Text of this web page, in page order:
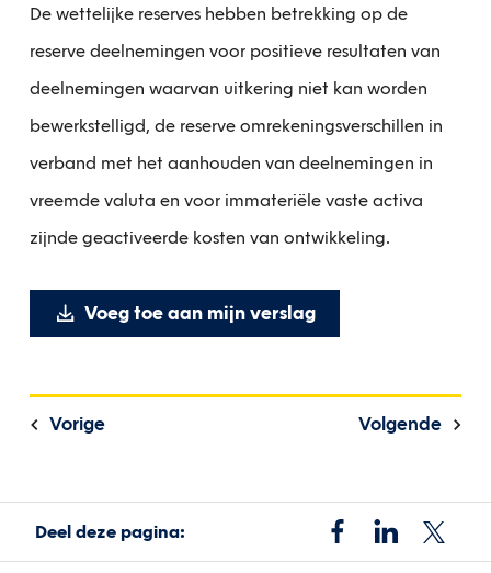
De wettelijke reserves hebben betrekking op de
reserve deelnemingen voor positieve resultaten van
deelnemingen waarvan uitkering niet kan worden
bewerkstelligd, de reserve omrekeningsverschillen in
verband met het aanhouden van deelnemingen in
vreemde valuta en voor immateriële vaste activa
zijnde geactiveerde kosten van ontwikkeling.
Voeg toe aan mijn verslag
Vorige Volgende
Deel deze pagina: